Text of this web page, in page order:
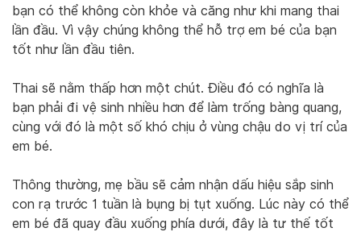
bạn có thể không còn khỏe và căng như khi mang thai
lần đầu. Vì vậy chúng không thể hỗ trợ em bé của bạn
tốt như lần đầu tiên.
Thai sẽ nằm thấp hơn một chút. Điều đó có nghĩa là
bạn phải đi vệ sinh nhiều hơn để làm trống bàng quang,
cùng với đó là một số khó chịu ở vùng chậu do vị trí của
em bé.
Thông thường, mẹ bầu sẽ cảm nhận dấu hiệu sắp sinh
con rạ trước 1 tuần là bụng bị tụt xuống. Lúc này có thể
em bé đã quay đầu xuống phía dưới, đây là tư thế tốt